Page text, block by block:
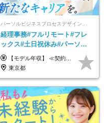
経理事務#フルリモート#フレ
ックス#土日祝休み#パーソル
グループ#年休120日以上#正社
員登用あり#服装自由
【モデル年収】 ≪契約社員≫ 年収330万円 (基本給23万 ＋ 地区手当3万円 ＋ 賞与)：都内在住 年収264万円 (基本給21万 ＋ 賞与)：静岡県在住 --------------- ●月給21万円～28万9900円＋賞与（年2回）＋各種手当 ●1年目想定給与：年収264万円～364万円 ●経験やスキルに応じて優遇します！ ※お住まいの地域により0～3万円の地区手当を支給しております ※試用期間中（3ヶ月間）の雇用形態および待遇に差異はありません ※残業代については選考時に詳細をご説明します ※通算契約期間の上限は5年となります ≪アルバイト≫ ●時給1,250円～2,300円 ●経験やスキルに応じて優遇します！ ●ご希望に応じ、扶養内での勤務も可能です！ ※試用期間中の雇用形態および待遇に差異はありません
東京都